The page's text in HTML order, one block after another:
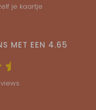
je kaartje
MET EEN 4.65